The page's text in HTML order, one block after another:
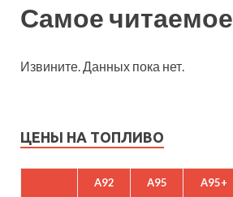
Самое читаемое
Извините. Данных пока нет.
ЦЕНЫ НА ТОПЛИВО
A92 A95 A95+